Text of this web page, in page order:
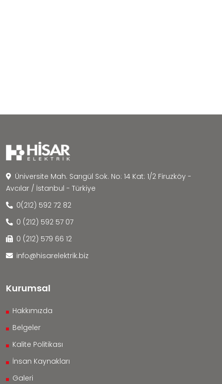
Üniversite Mah. Sarıgül Sok. No: 14 Kat: 1/2 Firuzköy -
Avcılar / İstanbul - Türkiye
0(212) 592 72 82
0 (212) 592 57 07
0 (212) 579 66 12
info@hisarelektrik.biz
Kurumsal
Hakkımızda
Belgeler
Kalite Politikası
İnsan Kaynakları
Galeri